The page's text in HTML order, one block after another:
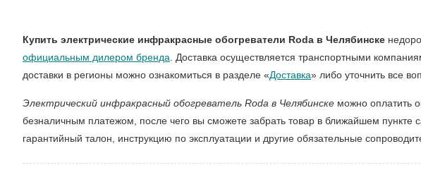
Купить электрические инфракрасные обогреватели Roda в Челябинске
официальным дилером бренда . Доставка осуществляется транспортными
доставки в регионы можно ознакомиться в разделе «Доставка» либо уточнить все
Электрический инфракрасный обогреватель Roda в Челябинске можно оплатить
безналичным платежом, после чего вы сможете забрать товар в ближайшем
гарантийный талон, инструкцию по эксплуатации и другие обязательные